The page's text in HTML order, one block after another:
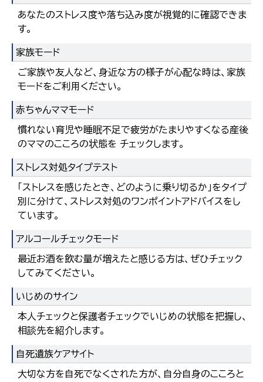
あなたのストレス度や落ち込み度が視覚的に確認できま
す。
家族モード
ご家族や友人など、身近な方の様子が心配な時は、家族
モードをご利用ください。
赤ちゃんママモード
慣れない育児や睡眠不足で疲労がたまりやすくなる産後
のママのこころの状態を チェックします。
ストレス対処タイプテスト
「ストレスを感じたとき、どのように乗り切るか」をタイプ
別に分けて、ストレス対処のワンポイントアドバイスをし
ています。
アルコールチェックモード
最近お酒を飲む量が増えたと感じる方は、ぜひチェック
してみてください。
いじめのサイン
本人チェックと保護者チェックでいじめの状態を把握し、
相談先を紹介します。
自死遺族ケアサイト
大切な方を自死でなくされた方が、自分自身のこころと